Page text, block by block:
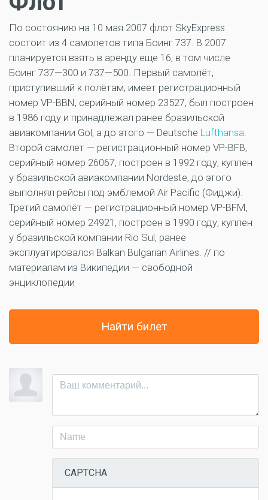
По состоянию на 10 мая 2007 флот SkyExpress
состоит из 4 самолетов типа Боинг 737. В 2007
планируется взять в аренду еще 16, в том числе
Боинг 737—300 и 737—500. Первый самолёт,
приступивший к полётам, имеет регистрационный
номер VP-BBN, серийный номер 23527, был построен
в 1986 году и принадлежал ранее бразильской
авиакомпании Gol, а до этого — Deutsche Lufthansa.
Второй самолет — регистрационный номер VP-BFB,
серийный номер 26067, построен в 1992 году, куплен
у бразильской авиакомпании Nordeste, до этого
выполнял рейсы под эмблемой Air Pacific (Фиджи).
Третий самолёт — регистрационный номер VP-BFM,
серийный номер 24921, построен в 1990 году, куплен
у бразильской компании Rio Sul, ранее
эксплуатировался Balkan Bulgarian Airlines. // по
материалам из Википедии — свободной
энциклопедии
Найти билет
CAPTCHA